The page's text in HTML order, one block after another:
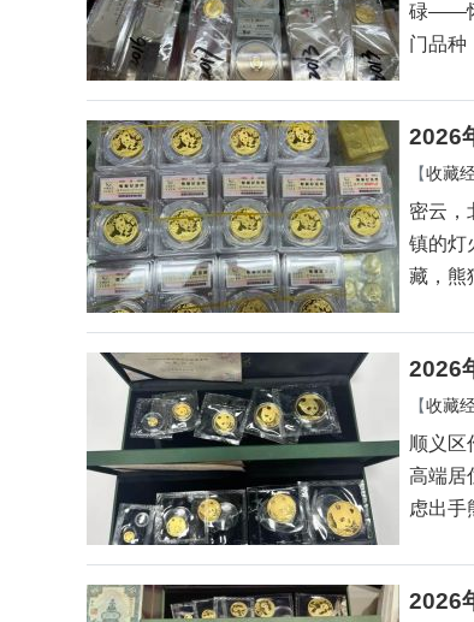
碌——
门品种
2026
【收藏
密云，
镇的灯
藏，熊
2026
【收藏
顺义区
高端居
虑出手
2026